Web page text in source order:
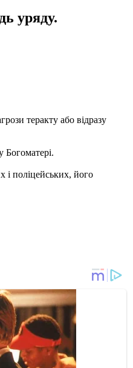
уряду.
теракту або відразу
Богоматері.
і поліцейських, його